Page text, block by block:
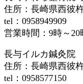
住所：長崎県西彼
tel：0958949909
営業時間：9時～20
長与イルカ鍼灸院
住所：長崎県西彼
tel：0958577150